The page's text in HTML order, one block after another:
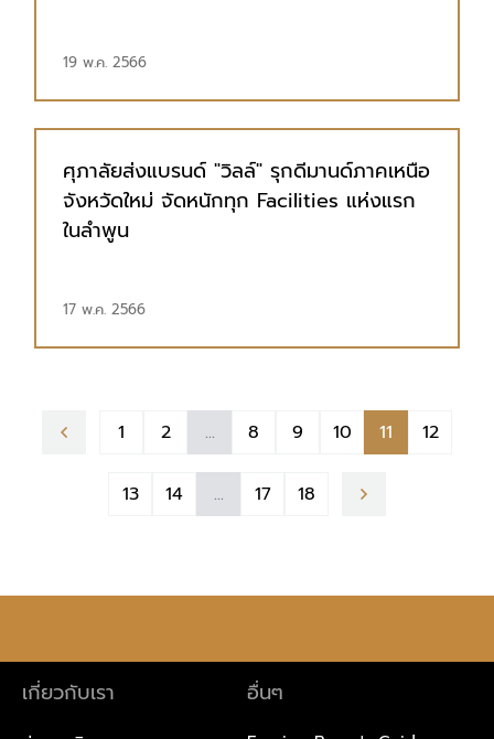
19 พ.ค. 2566
ศุภาลัยส่งแบรนด์ "วิลล์" รุกดีมานด์ภาคเหนือ
จังหวัดใหม่ จัดหนักทุก Facilities แห่งแรก
ในลำพูน
17 พ.ค. 2566
1 2 ... 8 9 10 11 12
13 14 ... 17 18
เกี่ยวกับเรา อื่นๆ